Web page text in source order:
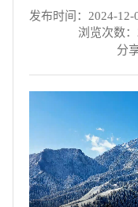
发布时间：2024-12-
浏览次数：
分